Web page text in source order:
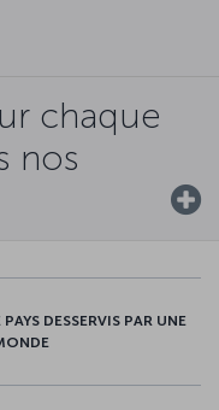
chaque
nos
DESSERVIS PAR UNE